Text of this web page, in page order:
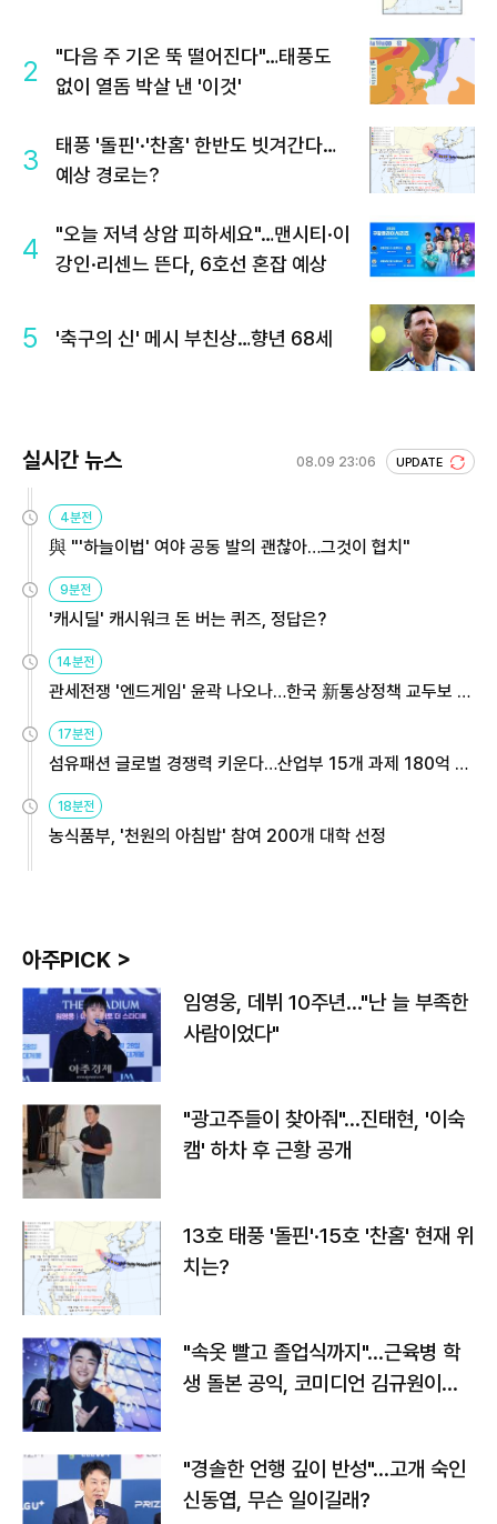
2
"다음 주 기온 뚝 떨어진다"…태풍도
없이 열돔 박살 낸 '이것'
3
태풍 '돌핀'·'찬홈' 한반도 빗겨간다…
예상 경로는?
4
"오늘 저녁 상암 피하세요"…맨시티·이
강인·리센느 뜬다, 6호선 혼잡 예상
5 '축구의 신' 메시 부친상…향년 68세
실시간 뉴스 08.09 23:06 UPDATE
4분전
與 "'하늘이법' 여야 공동 발의 괜찮아…그것이 협치"
9분전
'캐시딜' 캐시워크 돈 버는 퀴즈, 정답은?
14분전
관세전쟁 '엔드게임' 윤곽 나오나…한국 新통상정책 교두보 활
용해야
17분전
섬유패션 글로벌 경쟁력 키운다…산업부 15개 과제 180억 지
원
18분전
농식품부, '천원의 아침밥' 참여 200개 대학 선정
아주PICK >
임영웅, 데뷔 10주년…"난 늘 부족한
사람이었다"
"광고주들이 찾아줘"…진태현, '이숙
캠' 하차 후 근황 공개
13호 태풍 '돌핀'·15호 '찬홈' 현재 위
치는?
"속옷 빨고 졸업식까지"…근육병 학
생 돌본 공익, 코미디언 김규원이었
"경솔한 언행 깊이 반성"…고개 숙인
신동엽, 무슨 일이길래?